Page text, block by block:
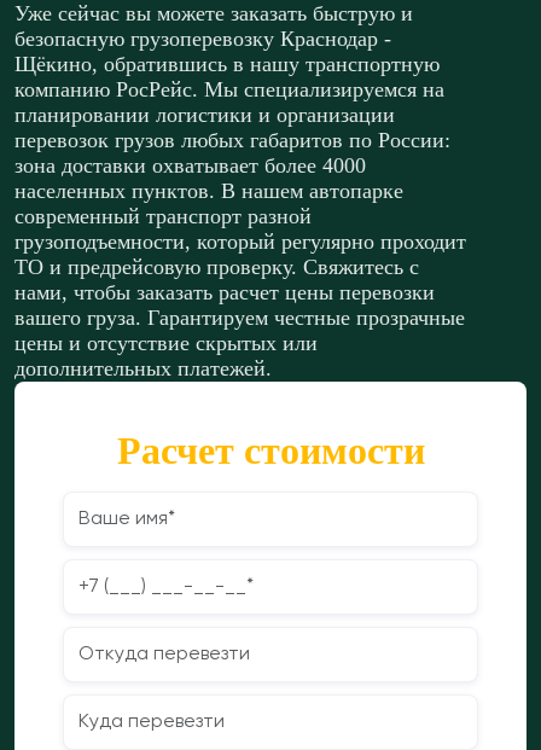
Уже сейчас вы можете заказать быструю и
безопасную грузоперевозку Краснодар -
Щёкино, обратившись в нашу транспортную
компанию РосРейс. Мы специализируемся на
планировании логистики и организации
перевозок грузов любых габаритов по России:
зона доставки охватывает более 4000
населенных пунктов. В нашем автопарке
современный транспорт разной
грузоподъемности, который регулярно проходит
ТО и предрейсовую проверку. Свяжитесь с
нами, чтобы заказать расчет цены перевозки
вашего груза. Гарантируем честные прозрачные
цены и отсутствие скрытых или
дополнительных платежей.
Расчет стоимости